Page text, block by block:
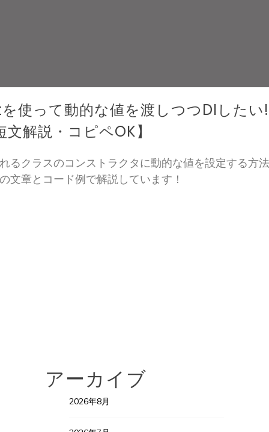
使って動的な値を渡しつつDIしたい!
文解説・コピペOK】
るクラスのコンストラクタに動的な値を設定する方
文章とコード例で解説しています！
アーカイブ
2026年8月